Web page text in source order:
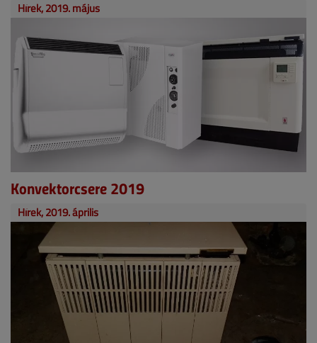
Hírek, 2019. május
Konvektorcsere 2019
Hírek, 2019. április